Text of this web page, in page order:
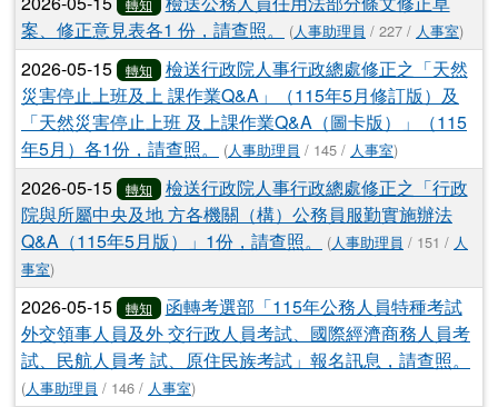
轉知
案、修正意見表各1 份，請查照。
(人事助理員 / 227 / 人事室)
2026-05-15 轉知
檢送行政院人事行政總處修正之「天然
災害停止上班及上 課作業Q&A」（115年5月修訂版）及
「天然災害停止上班 及上課作業Q&A（圖卡版）」（115
年5月）各1份，請查照。
(人事助理員 / 145 / 人事室)
2026-05-15 轉知
檢送行政院人事行政總處修正之「行政
院與所屬中央及地 方各機關（構）公務員服勤實施辦法
Q&A（115年5月版）」1份，請查照。
(人事助理員 / 151 / 人
事室)
2026-05-15 轉知
函轉考選部「115年公務人員特種考試
外交領事人員及外 交行政人員考試、國際經濟商務人員考
試、民航人員考 試、原住民族考試」報名訊息，請查照。
(人事助理員 / 146 / 人事室)